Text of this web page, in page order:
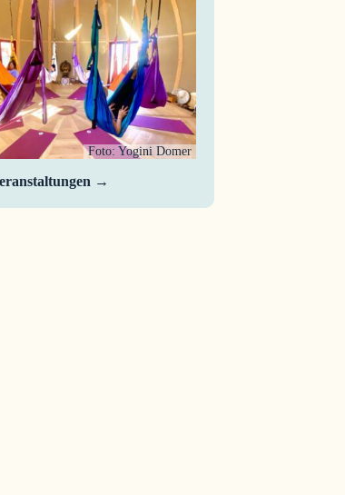
Foto: Yogini Domer